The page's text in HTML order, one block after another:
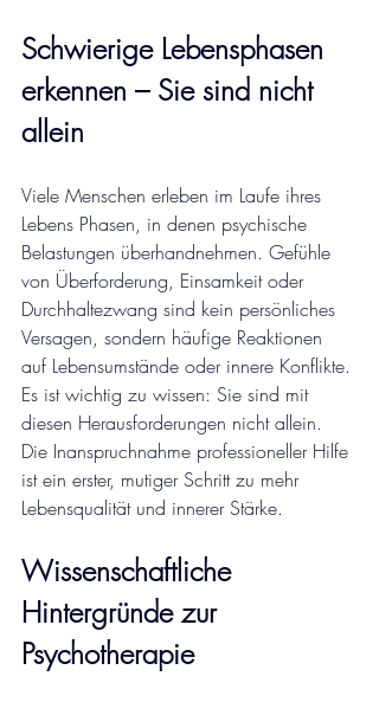
Schwierige Lebensphasen
erkennen – Sie sind nicht
allein
Viele Menschen erleben im Laufe ihres
Lebens Phasen, in denen psychische
Belastungen überhandnehmen. Gefühle
von Überforderung, Einsamkeit oder
Durchhaltezwang sind kein persönliches
Versagen, sondern häufige Reaktionen
auf Lebensumstände oder innere Konflikte.
Es ist wichtig zu wissen: Sie sind mit
diesen Herausforderungen nicht allein.
Die Inanspruchnahme professioneller Hilfe
ist ein erster, mutiger Schritt zu mehr
Lebensqualität und innerer Stärke.
Wissenschaftliche
Hintergründe zur
Psychotherapie